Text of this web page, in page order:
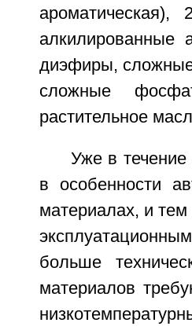
ароматическая),
алкилированные
диэфиры,
сложные
растительное
Уже в
в особенности
материалах, и
больше
материалов